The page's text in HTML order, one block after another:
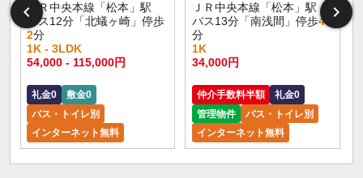
ＪＲ中央本線「松本」駅
バス12分「北蟻ヶ崎」停歩
2分
1K - 3LDK
54,000 - 115,000円
礼金0
敷金0
バス・トイレ別
インターネット無料
ＪＲ中央本線「松本」駅
バス13分「南浅間」停歩4
分
1K
34,000円
仲介手数料半額
礼金0
管理物件
バス・トイレ別
インターネット無料